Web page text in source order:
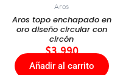
Aros
Aros topo enchapado en
oro diseño circular con
circón
$3.990
Añadir al carrito